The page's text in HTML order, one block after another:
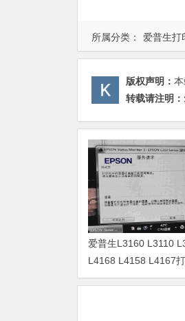
所属分类： 爱普生打
版权声明：
转载请注明：
爱普生L3160 L3110
L4168 L4158 L4167
废墨清零软件